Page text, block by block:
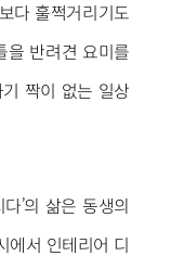
다 훌쩍거리기도
을 반려견 요미를
기 짝이 없는 일상
’의 삶은 동생의
에서 인테리어 디